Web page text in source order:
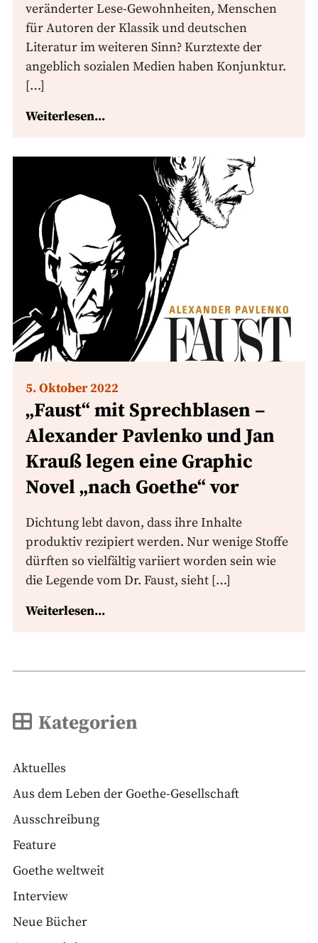
veränderter Lese-Gewohnheiten, Menschen
für Autoren der Klassik und deutschen
Literatur im weiteren Sinn? Kurztexte der
angeblich sozialen Medien haben Konjunktur.
[…]
Weiterlesen...
5. Oktober 2022
„Faust“ mit Sprechblasen –
Alexander Pavlenko und Jan
Krauß legen eine Graphic
Novel „nach Goethe“ vor
Dichtung lebt davon, dass ihre Inhalte
produktiv rezipiert werden. Nur wenige Stoffe
dürften so vielfältig variiert worden sein wie
die Legende vom Dr. Faust, sieht […]
Weiterlesen...
Kategorien
Aktuelles
Aus dem Leben der Goethe-Gesellschaft
Ausschreibung
Feature
Goethe weltweit
Interview
Neue Bücher